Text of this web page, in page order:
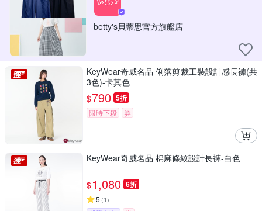
betty's貝蒂思官方旗艦店
KeyWear奇威名品 俐落剪裁工裝設計感長褲(共
3色)-卡其色
$790 5折
限時下殺 券
KeyWear奇威名品 棉麻條紋設計長褲-白色
$1,080 6折
5 (1)